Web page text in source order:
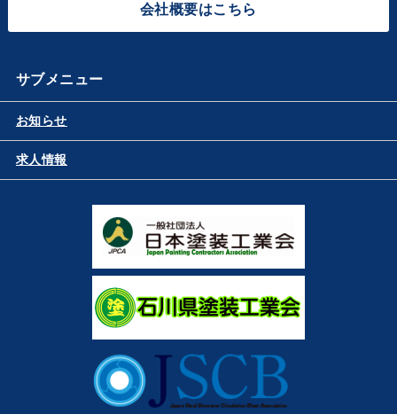
会社概要はこちら
サブメニュー
お知らせ
求人情報